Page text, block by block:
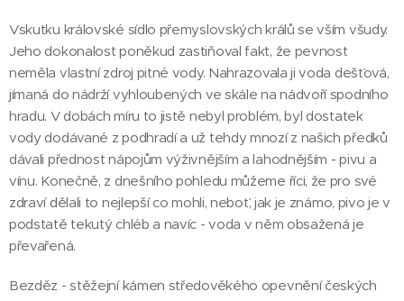
Vskutku královské sídlo přemyslovských králů se vším všudy.
Jeho dokonalost poněkud zastiňoval fakt, že pevnost
neměla vlastní zdroj pitné vody. Nahrazovala ji voda dešťová,
jímaná do nádrží vyhloubených ve skále na nádvoří spodního
hradu. V dobách míru to jistě nebyl problém, byl dostatek
vody dodávané z podhradí a už tehdy mnozí z našich předků
dávali přednost nápojům výživnějším a lahodnějším - pivu a
vínu. Konečně, z dnešního pohledu můžeme říci, že pro své
zdraví dělali to nejlepší co mohli, neboť, jak je známo, pivo je v
podstatě tekutý chléb a navíc - voda v něm obsažená je
převařená.
Bezděz - stěžejní kámen středověkého opevnění českých